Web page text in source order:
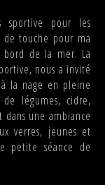
sportive pour les
de touche pour ma
bord de la mer. La
nous a invité
la nage en pleine
de légumes, cidre,
une ambiance
verres, jeunes et
petite séance de